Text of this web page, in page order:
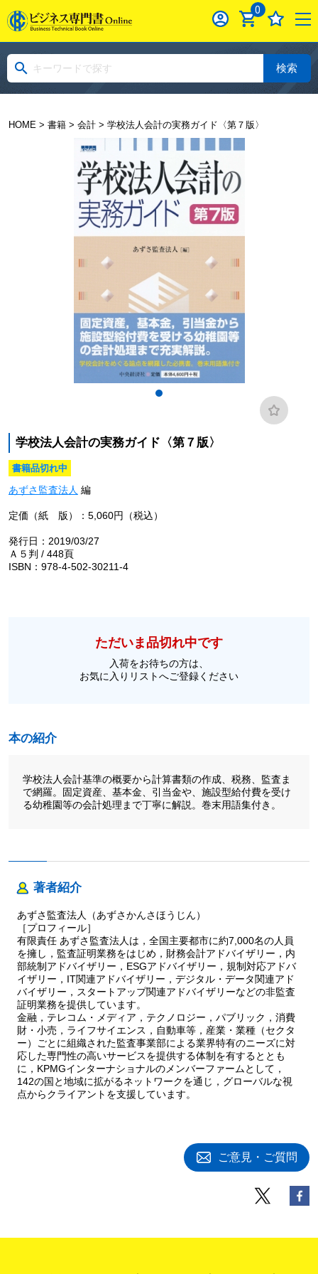
0
検索
HOME> 書籍> 会計> 学校法人会計の実務ガイド〈第７版〉
学校法人会計の実務ガイド〈第７版〉
書籍品切れ中
あずさ監査法人 編
定価（紙 版）：5,060円（税込）
発行日：2019/03/27
Ａ５判 / 448頁
ISBN：978-4-502-30211-4
ただいま品切れ中です
入荷をお待ちの方は、
お気に入りリストへご登録ください
本の紹介
学校法人会計基準の概要から計算書類の作成、税務、監査ま
で網羅。固定資産、基本金、引当金や、施設型給付費を受け
る幼稚園等の会計処理まで丁寧に解説。巻末用語集付き。
著者紹介
あずさ監査法人（あずさかんさほうじん）
［プロフィール］
有限責任 あずさ監査法人は，全国主要都市に約7,000名の人員
を擁し，監査証明業務をはじめ，財務会計アドバイザリー，内
部統制アドバイザリー，ESGアドバイザリー，規制対応アドバ
イザリー，IT関連アドバイザリー，デジタル・データ関連アド
バイザリー，スタートアップ関連アドバイザリーなどの非監査
証明業務を提供しています。
金融，テレコム・メディア，テクノロジー，パブリック，消費
財・小売，ライフサイエンス，自動車等，産業・業種（セクタ
ー）ごとに組織された監査事業部による業界特有のニーズに対
応した専門性の高いサービスを提供する体制を有するととも
に，KPMGインターナショナルのメンバーファームとして，
142の国と地域に拡がるネットワークを通じ，グローバルな視
点からクライアントを支援しています。
ご意見・ご質問